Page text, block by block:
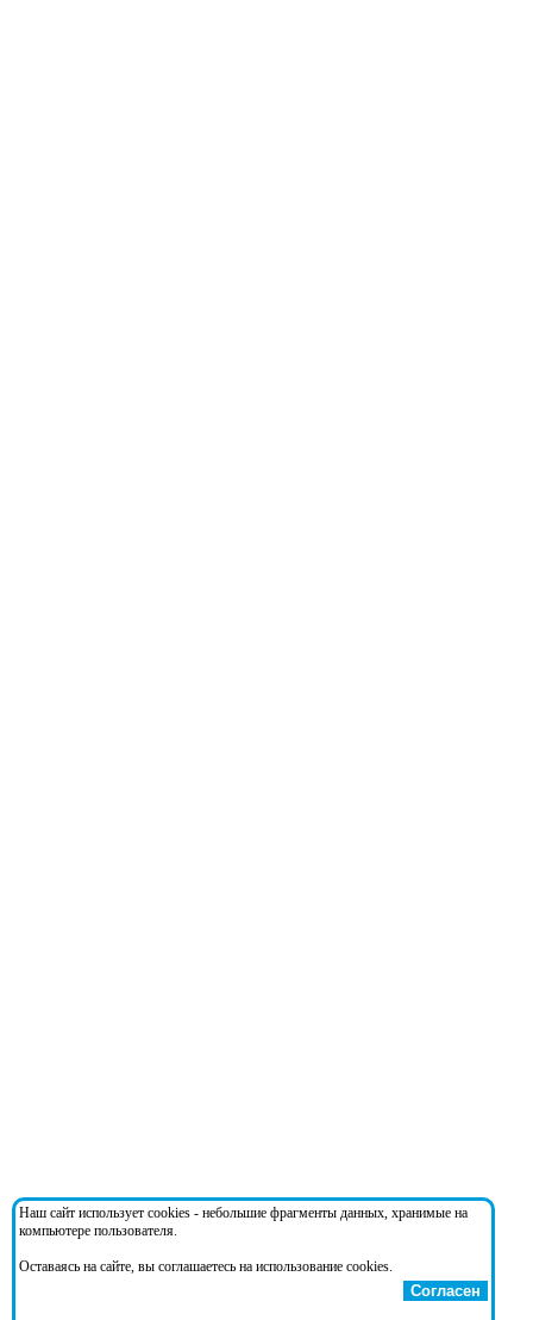
Наш сайт использует cookies - небольшие фрагменты данных, хранимые на
компьютере пользователя.
Оставаясь на сайте, вы соглашаетесь на использование cookies.
Согласен